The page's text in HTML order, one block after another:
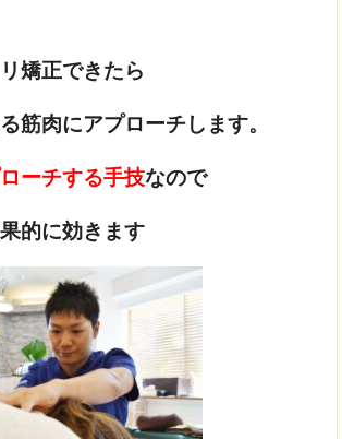
矯正できたら
筋肉にアプローチします。
ーチする手技なので
的に効きます